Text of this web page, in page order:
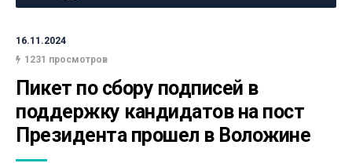
16.11.2024
1231 просмотров
Пикет по сбору подписей в
поддержку кандидатов на пост
Президента прошел в Воложине